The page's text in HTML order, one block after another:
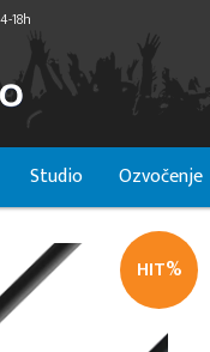
18h
Studio Ozvočenje
HIT%